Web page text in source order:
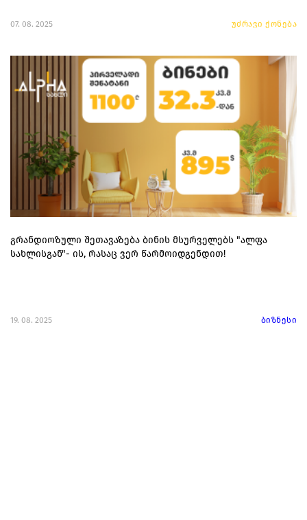
07. 08. 2025 უძრავი ქონება
გრანდიოზული შეთავაზება ბინის მსურველებს "ალფა
სახლისგან"- ის, რასაც ვერ წარმოიდგენდით!
19. 08. 2025 ბიზნესი